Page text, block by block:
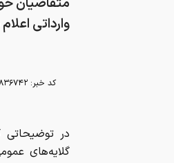
وارداتی
کد خبر:
در
گلایه‌های